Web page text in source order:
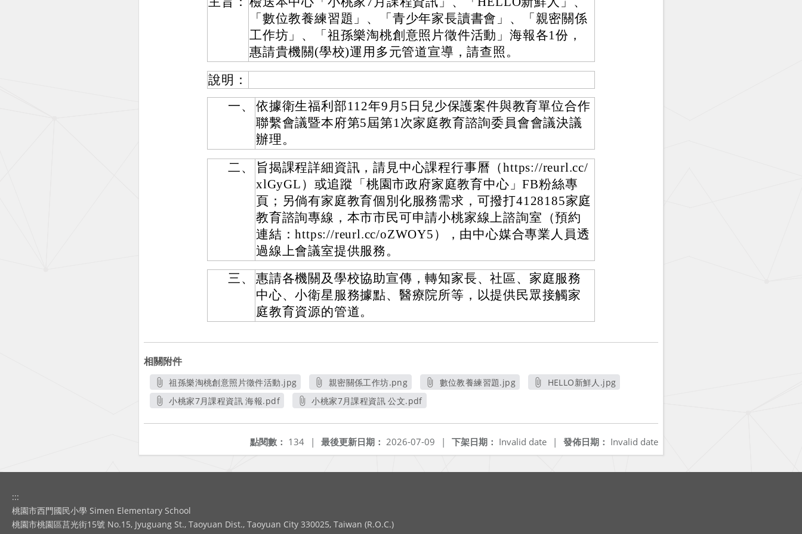
「數位教養練習題」、「青少年家長讀書會」、「親密關係
工作坊」、「祖孫樂淘桃創意照片徵件活動」海報各1份，
惠請貴機關(學校)運用多元管道宣導，請查照。
說明：
一、
依據衛生福利部112年9月5日兒少保護案件與教育單位合作
聯繫會議暨本府第5屆第1次家庭教育諮詢委員會會議決議
辦理。
二、
旨揭課程詳細資訊，請見中心課程行事曆（https://reurl.cc/
xlGyGL）或追蹤「桃園市政府家庭教育中心」FB粉絲專
頁；另倘有家庭教育個別化服務需求，可撥打4128185家庭
教育諮詢專線，本市市民可申請小桃家線上諮詢室（預約
連結：https://reurl.cc/oZWOY5），由中心媒合專業人員透
過線上會議室提供服務。
三、
惠請各機關及學校協助宣傳，轉知家長、社區、家庭服務
中心、小衛星服務據點、醫療院所等，以提供民眾接觸家
庭教育資源的管道。
相關附件
祖孫樂淘桃創意照片徵件活動.jpg
另開新視窗
親密關係工作坊.png
另開新視窗
數位教養練習題.jpg
HELLO新鮮人.jpg
小桃家7月課程資訊 海報.pdf
小桃家7月課程資訊 公文.pdf
發佈日期： Invalid date
下架日期： Invalid date |
最後更新日期： 2026-07-09 |
點閱數： 134 |
:::
桃園市西門國民小學 Simen Elementary School
桃園市桃園區莒光街15號 No.15, Jyuguang St., Taoyuan Dist., Taoyuan City 330025, Taiwan (R.O.C.)